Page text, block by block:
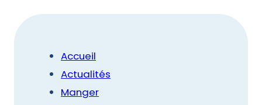
Accueil
Actualités
Manger